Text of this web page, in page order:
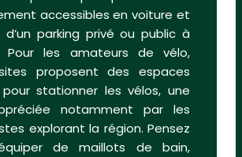
accessibles en voiture et
d’un parking privé ou public à
Pour les amateurs de vélo,
proposent des espaces
pour stationner les vélos, une
notamment par les
explorant la région. Pensez
de maillots de bain,